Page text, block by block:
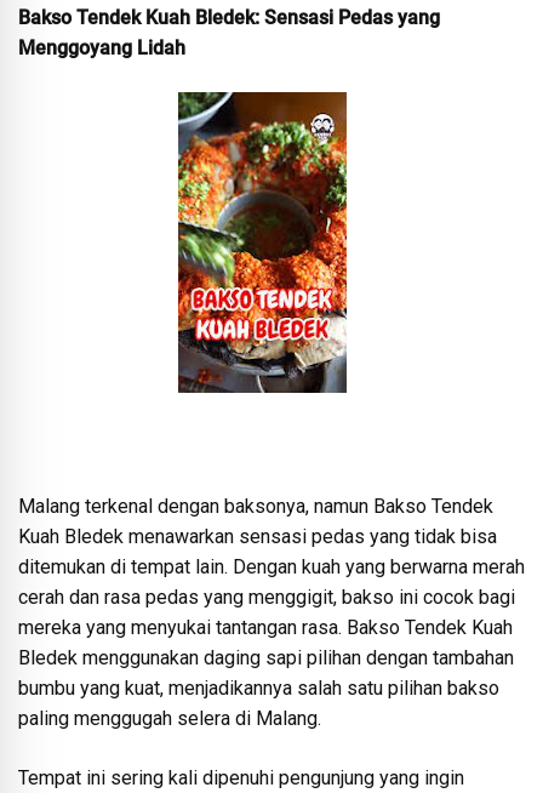
Bakso Tendek Kuah Bledek: Sensasi Pedas yang
Menggoyang Lidah
Malang terkenal dengan baksonya, namun Bakso Tendek
Kuah Bledek menawarkan sensasi pedas yang tidak bisa
ditemukan di tempat lain. Dengan kuah yang berwarna merah
cerah dan rasa pedas yang menggigit, bakso ini cocok bagi
mereka yang menyukai tantangan rasa. Bakso Tendek Kuah
Bledek menggunakan daging sapi pilihan dengan tambahan
bumbu yang kuat, menjadikannya salah satu pilihan bakso
paling menggugah selera di Malang.
Tempat ini sering kali dipenuhi pengunjung yang ingin